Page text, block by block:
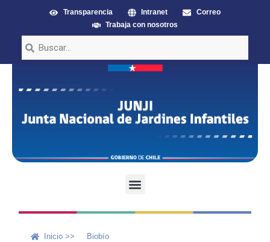
Transparencia Intranet
Correo
Trabaja con nosotros
Inicio >> Biobío